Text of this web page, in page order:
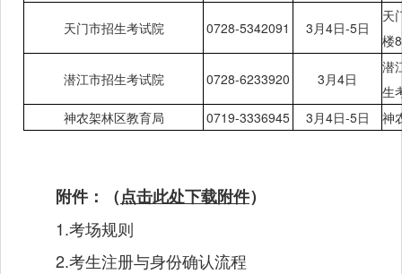
天门市招生考试院 0728-5342091 3月4日-5日
天
楼
潜江市招生考试院 0728-6233920 3月4日
潜
生
神农架林区教育局
0719-3336945 3月4日-5日 神
附件：（点击此处下载附件）
1.考场规则
2.考生注册与身份确认流程